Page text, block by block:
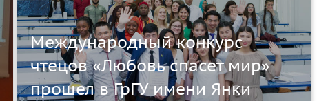
Международный конкурс
чтецов «Любовь спасет мир»
прошел в ГрГУ имени Янки